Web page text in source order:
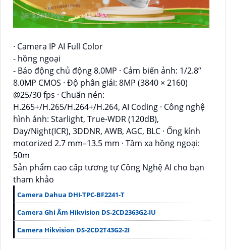
· Camera IP AI Full Color
- hồng ngoại
- Báo động chủ động 8.0MP · Cảm biến ảnh: 1/2.8”
8.0MP CMOS · Độ phân giải: 8MP (3840 × 2160)
@25/30 fps · Chuẩn nén:
H.265+/H.265/H.264+/H.264, AI Coding · Công nghệ
hình ảnh: Starlight, True-WDR (120dB),
Day/Night(ICR), 3DDNR, AWB, AGC, BLC · Ống kính
motorized 2.7 mm–13.5 mm · Tầm xa hồng ngoại:
50m
Sản phẩm cao cấp tương tự Công Nghệ AI cho bạn
tham khảo
Camera Dahua DHI-TPC-BF2241-T
Camera Ghi Âm Hikvision DS-2CD2363G2-IU
Camera Hikvision DS-2CD2T43G2-2I